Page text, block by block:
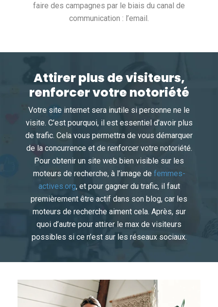
faire des campagnes par le biais du canal de
communication : l’email.
Attirer plus de visiteurs,
renforcer votre notoriété
Votre site internet sera inutile si personne ne le
visite. C’est pourquoi, il est essentiel d’avoir plus
de trafic. Cela vous permettra de vous démarquer
de la concurrence et de renforcer votre notoriété.
Pour obtenir un site web bien visible sur les
moteurs de recherche, à l’image de femmes-
actives.org, et pour gagner du trafic, il faut
premièrement être actif dans son blog, car les
moteurs de recherche aiment cela. Après, sur
quoi d’autre pour attirer le max de visiteurs
possibles si ce n’est sur les réseaux sociaux.